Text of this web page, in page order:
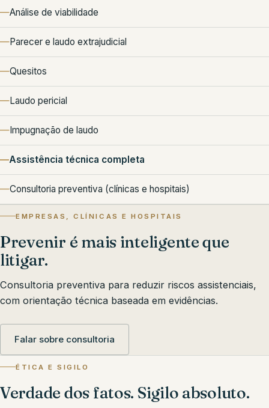
Análise de viabilidade
Parecer e laudo extrajudicial
Quesitos
Laudo pericial
Impugnação de laudo
Assistência técnica completa
Consultoria preventiva (clínicas e hospitais)
EMPRESAS, CLÍNICAS E HOSPITAIS
Prevenir é mais inteligente que
litigar.
Consultoria preventiva para reduzir riscos assistenciais,
com orientação técnica baseada em evidências.
Falar sobre consultoria
ÉTICA E SIGILO
Verdade dos fatos. Sigilo absoluto.